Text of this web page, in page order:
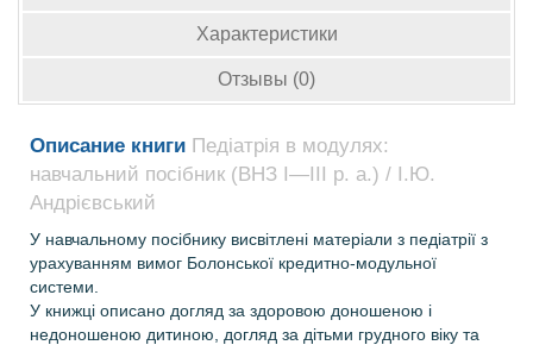
Характеристики
Отзывы (0)
Описание книги Педіатрія в модулях:
навчальний посібник (ВНЗ І—ІІІ р. а.) / І.Ю.
Андрієвський
У навчальному посібнику висвітлені матеріали з педіатрії з
урахуванням вимог Болонської кредитно-модульної
системи.
У книжці описано догляд за здоровою доношеною і
недоношеною дитиною, догляд за дітьми грудного віку та